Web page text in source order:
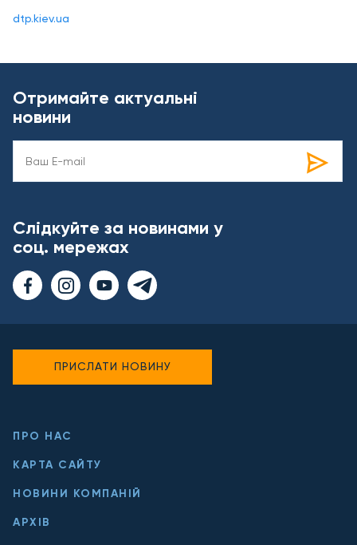
dtp.kiev.ua
Отримайте актуальні
новини
Слідкуйте за новинами у
соц. мережах
ПРО НАС
КАРТА САЙТУ
НОВИНИ КОМПАНІЙ
АРХІВ
ПРИСЛАТИ НОВИНУ